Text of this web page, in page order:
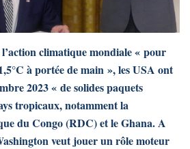
climatique mondiale « pour
à portée de main », les USA ont
2023 « de solides paquets
tropicaux, notamment la
du Congo (RDC) et le Ghana. A
veut jouer un rôle moteur